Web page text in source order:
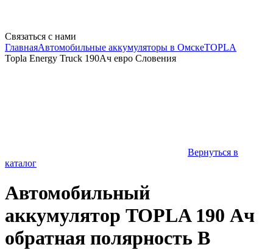
Связаться с нами
ГлавнаяАвтомобильные аккумуляторы в ОмскеTOPLA
Topla Energy Truck 190Ач евро Словения
Вернуться в
каталог
Автомобильный
аккумулятор TOPLA 190 Ач
обратная полярность B